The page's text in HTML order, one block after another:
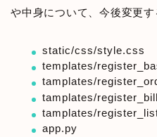
や中身について、今後変更す
static/css/style.css
templates/
tamplates/
tamplates/
tamplates/
app.py